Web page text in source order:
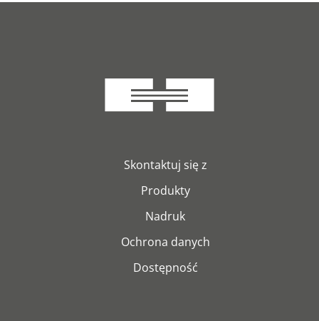
Skontaktuj się z
Produkty
Nadruk
Ochrona danych
Dostępność